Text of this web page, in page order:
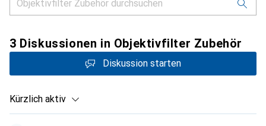
3 Diskussionen in Objektivfilter Zubehör
Diskussion starten
Kürzlich aktiv